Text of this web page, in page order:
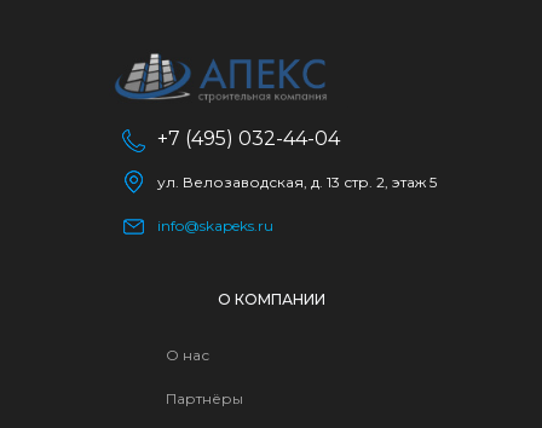
+7 (495) 032-44-04
ул. Велозаводская, д. 13 стр. 2, этаж 5
info@skapeks.ru
О КОМПАНИИ
О нас
Партнёры